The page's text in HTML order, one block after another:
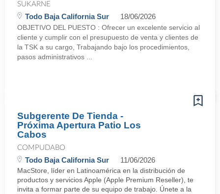
SUKARNE
Todo Baja California Sur 18/06/2026
OBJETIVO DEL PUESTO : Ofrecer un excelente servicio al
cliente y cumplir con el presupuesto de venta y clientes de
la TSK a su cargo, Trabajando bajo los procedimientos,
pasos administrativos ...
Subgerente De Tienda -
Próxima Apertura Patio Los
Cabos
COMPUDABO
Todo Baja California Sur 11/06/2026
MacStore, líder en Latinoamérica en la distribución de
productos y servicios Apple (Apple Premium Reseller), te
invita a formar parte de su equipo de trabajo. Únete a la